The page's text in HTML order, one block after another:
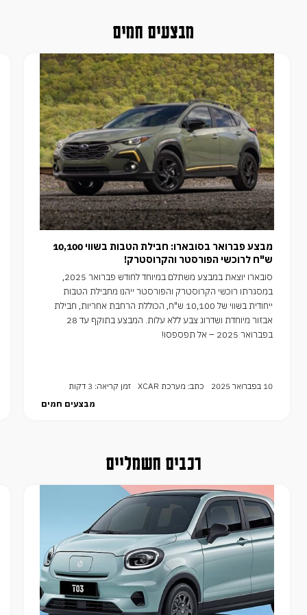
מבצעים חמים
מבצע פברואר בסובארו: חבילת הטבות בשווי 10,100
ש"ח לרוכשי הפורסטר והקרוסטרק!
סובארו יוצאת במבצע משתלם במיוחד לחודש פברואר 2025,
במסגרתו רוכשי הקרוסטרק והפורסטר ייהנו מחבילת הטבות
ייחודית בשווי של 10,100 ש"ח, הכוללת הרחבת אחריות, חבילת
אבזור מיוחדת ושדרוג צבע ללא עלות. המבצע בתוקף עד 28
בפברואר 2025 – אל תפספסו!
10 בפברואר 2025 כתב: מערכת XCAR
זמן קריאה: 3 דקות
מבצעים חמים
רכבים חשמליים